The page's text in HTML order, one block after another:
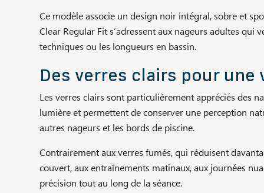
Ce modèle associe un design noir intégral, sobre et
Clear Regular Fit s’adressent aux nageurs adultes
techniques ou les longueurs en bassin.
Des verres clairs pour
Les verres clairs sont particulièrement appréciés des
lumière et permettent de conserver une perception
autres nageurs et les bords de piscine.
Contrairement aux verres fumés, qui réduisent
couvert, aux entraînements matinaux, aux journées
précision tout au long de la séance.